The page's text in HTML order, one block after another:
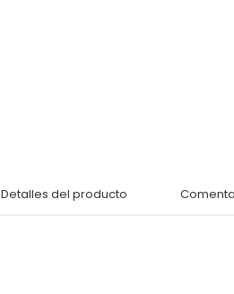
Detalles del producto